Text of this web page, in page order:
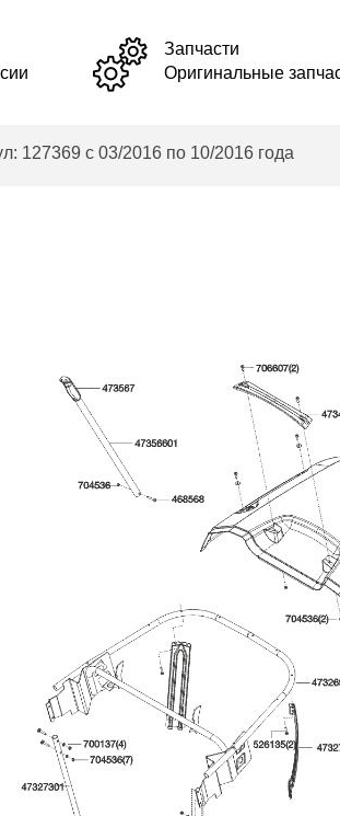
Запчасти
Оригинальные
127369 с 03/2016 по 10/2016 года